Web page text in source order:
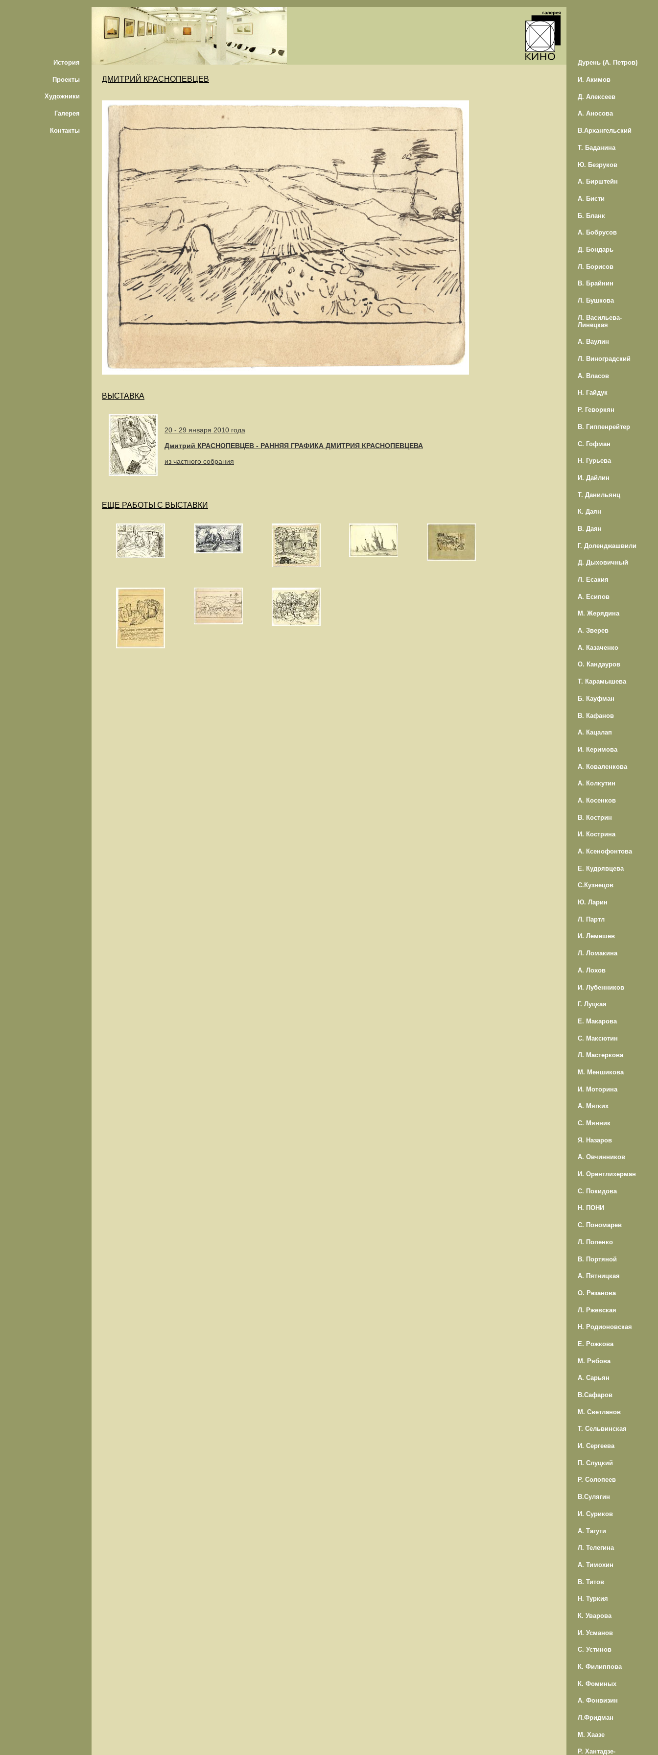
История
Проекты
Художники
Галерея
Контакты
ДМИТРИЙ КРАСНОПЕВЦЕВ
ВЫСТАВКА
20 - 29 января 2010 года
Дмитрий КРАСНОПЕВЦЕВ - РАННЯЯ ГРАФИКА ДМИТРИЯ КРАСНОПЕВЦЕВА
из частного собрания
ЕЩЕ РАБОТЫ С ВЫСТАВКИ
Дурень (А. Петров)
И. Акимов
Д. Алексеев
А. Аносова
В.Архангельский
Т. Баданина
Ю. Безруков
А. Бирштейн
А. Бисти
Б. Бланк
А. Бобрусов
Д. Бондарь
Л. Борисов
В. Брайнин
Л. Бушкова
Л. Васильева-
Линецкая
А. Ваулин
Л. Виноградский
А. Власов
Н. Гайдук
Р. Геворкян
В. Гиппенрейтер
С. Гофман
Н. Гурьева
И. Дайлин
Т. Данильянц
К. Даян
В. Даян
Г. Доленджашвили
Д. Дыховичный
Л. Есакия
А. Есипов
М. Жерядина
А. Зверев
А. Казаченко
О. Кандауров
Т. Карамышева
Б. Кауфман
В. Кафанов
А. Кацалап
И. Керимова
А. Коваленкова
А. Колкутин
А. Косенков
В. Кострин
И. Кострина
А. Ксенофонтова
Е. Кудрявцева
С.Кузнецов
Ю. Ларин
Л. Партл
И. Лемешев
Л. Ломакина
А. Лохов
И. Лубенников
Г. Луцкая
Е. Макарова
С. Максютин
Л. Мастеркова
М. Меншикова
И. Моторина
А. Мягких
С. Мянник
Я. Назаров
А. Овчинников
И. Орентлихерман
С. Покидова
Н. ПОНИ
С. Пономарев
Л. Попенко
В. Портяной
А. Пятницкая
О. Резанова
Л. Ржевская
Н. Родионовская
Е. Рожкова
М. Рябова
А. Сарьян
В.Сафаров
М. Светланов
Т. Сельвинская
И. Сергеева
П. Слуцкий
Р. Солопеев
В.Сулягин
И. Суриков
А. Тагути
Л. Телегина
А. Тимохин
В. Титов
Н. Туркия
К. Уварова
И. Усманов
С. Устинов
К. Филиппова
К. Фоминых
А. Фонвизин
Л.Фридман
М. Хаазе
Р. Хантадзе-